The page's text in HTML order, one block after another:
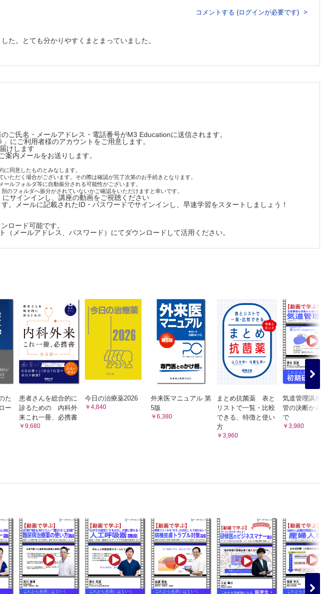
編
来編 ➀高血糖緊急症
外来編 ➁低血糖
生教育・研修医教育に携わった後，2020年より現職にて臨床と研修医教育に携わっている。
講義を複数行っている。一人でも多くの研修医に内分泌・代謝内科の魅力が伝わるように，
寧な説明を心がけながら，内分泌・代謝内科の診療にあたっている。
コプラ」上で提供している講座動画になります（視聴期限日：2028.03.31）。
編
急外来編 ➁低血糖
コメントする (ログインが必要です)
た。とても分かりやすくまとまっていました。
ご氏名・メールアドレス・電話番号がM3 Educationに送信されます。
にご利用者様のアカウントをご用意します。
けします
内メールをお送りします。
同意したものとみなします。
ただく場合がございます。その際は確認が完了次第のお手続きとなります。
ルフォルダ等に自動振分される可能性がございます。
のフォルダへ振分がされていないかご確認をいただけますと幸いです。
サインインし、講座の動画をご視聴ください
。メールに記載されたID・パスワードでサインインし、早速学習をスタートしましょう！
ロード可能です。
メールアドレス、パスワード）にてダウンロードして活用ください。
た
ー
患者さんを総合的に
診るための 内科外
来これ一冊、必携書
￥9,680
今日の治療薬2026
￥4,840
外来医マニュアル 第
5版
￥6,380
まとめ抗菌薬 表と
リストで一覧・比較
できる、特徴と使い
方
￥3,960
気道管理講座
管の決断から
で
￥3,980